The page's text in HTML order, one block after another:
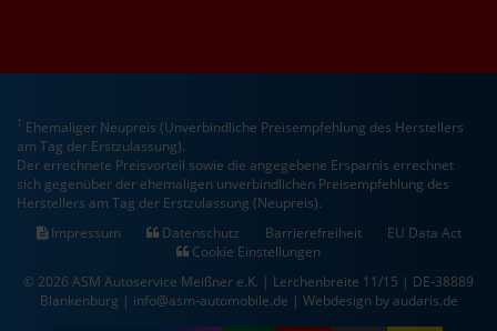
1 Ehemaliger Neupreis (Unverbindliche Preisempfehlung des Herstellers
am Tag der Erstzulassung).
Der errechnete Preisvorteil sowie die angegebene Ersparnis errechnet
sich gegenüber der ehemaligen unverbindlichen Preisempfehlung des
Herstellers am Tag der Erstzulassung (Neupreis).
Impressum
Datenschutz Barrierefreiheit
EU Data Act
Cookie Einstellungen
© 2026 ASM Autoservice Meißner e.K. | Lerchenbreite 11/15 | DE-38889
Blankenburg | info@asm-automobile.de | Webdesign by audaris.de